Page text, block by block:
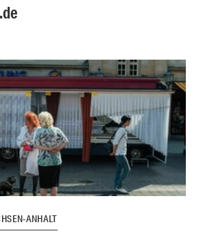
ANHALT